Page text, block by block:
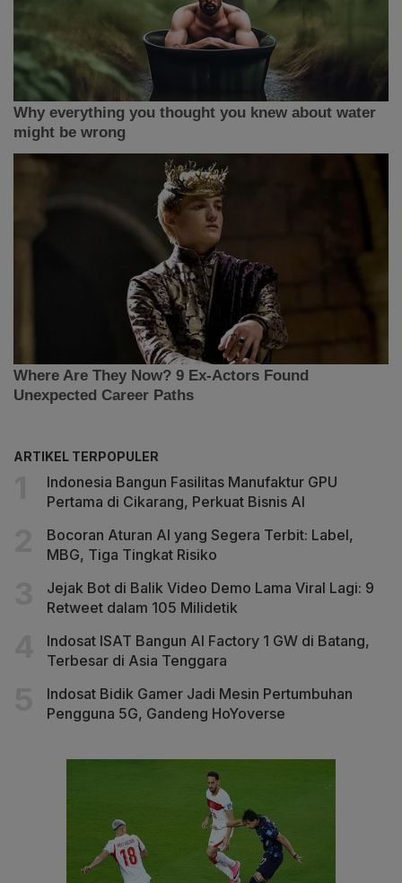
ARTIKEL TERPOPULER
Indonesia Bangun Fasilitas Manufaktur GPU
Pertama di Cikarang, Perkuat Bisnis AI
Bocoran Aturan AI yang Segera Terbit: Label,
MBG, Tiga Tingkat Risiko
Jejak Bot di Balik Video Demo Lama Viral Lagi: 9
Retweet dalam 105 Milidetik
Indosat ISAT Bangun AI Factory 1 GW di Batang,
Terbesar di Asia Tenggara
Indosat Bidik Gamer Jadi Mesin Pertumbuhan
Pengguna 5G, Gandeng HoYoverse